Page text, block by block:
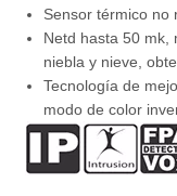
Sensor térmico no
Netd hasta 50 mk,
niebla y nieve,
Tecnología de
modo de color